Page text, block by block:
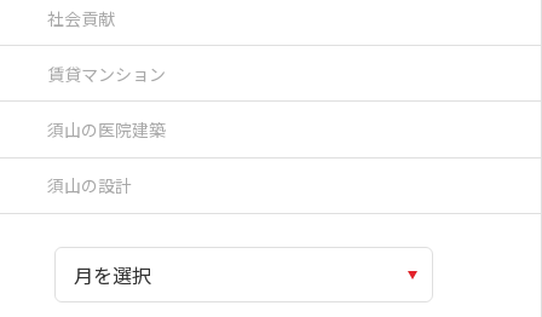
社会貢献
賃貸マンション
須山の医院建築
須山の設計